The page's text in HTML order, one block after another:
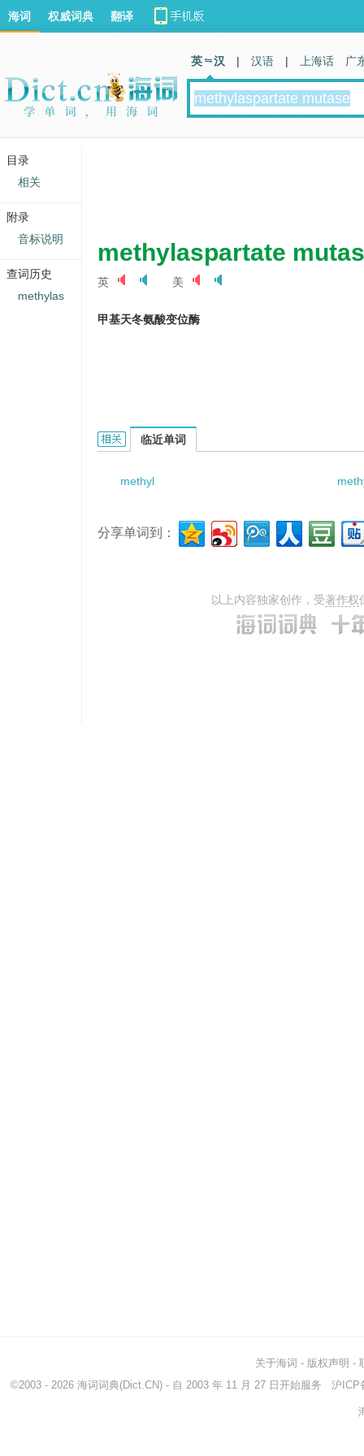
methylaspartate
英 美
甲基天冬氨酸变位酶
methylaspartate mutase的相关资料：
临近单词
methyl
分享单词到：
以上内容独家创作，受著作权
海词 权威词典 翻译
英 汉 | 汉语 | 上海话 广
关于海词 - 版权声明 -
©2003 - 2026 海词词典(Dict.CN) - 自 2003 年 11 月 27 日开始服务 沪ICP
目录
相关
附录
音标说明
查词历史
methylas